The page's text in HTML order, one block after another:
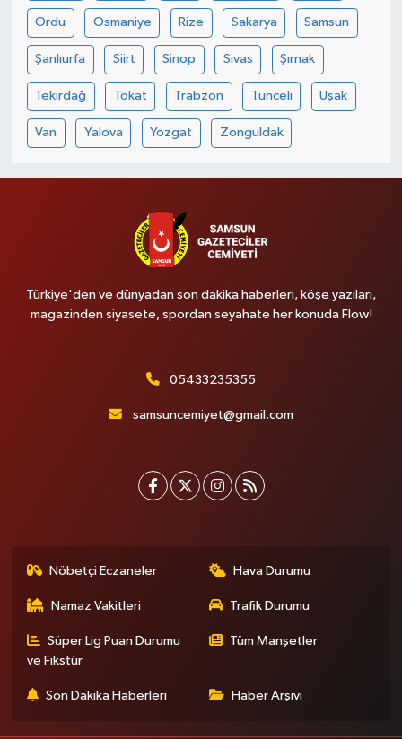
Ordu Osmaniye Rize Sakarya Samsun
Şanlıurfa Siirt Sinop Sivas Şırnak
Tekirdağ Tokat Trabzon Tunceli Uşak
Van Yalova Yozgat Zonguldak
Türkiye'den ve dünyadan son dakika haberleri, köşe yazıları,
magazinden siyasete, spordan seyahate her konuda Flow!
05433235355
samsuncemiyet@gmail.com
Nöbetçi Eczaneler Hava Durumu
Namaz Vakitleri Trafik Durumu
Süper Lig Puan Durumu
ve Fikstür
Tüm Manşetler
Son Dakika Haberleri Haber Arşivi